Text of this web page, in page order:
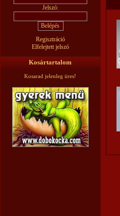
Jelszó:
Regisztráció
Elfelejtett jelszó
Kosártartalom
Kosarad jelenleg üres!